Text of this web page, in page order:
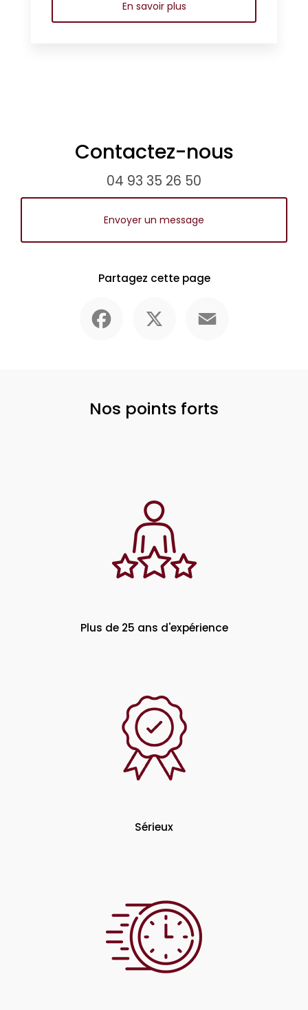
En savoir plus
Contactez-nous
04 93 35 26 50
Envoyer un message
Partagez cette page
Nos points forts
Plus de 25 ans d'expérience
Sérieux